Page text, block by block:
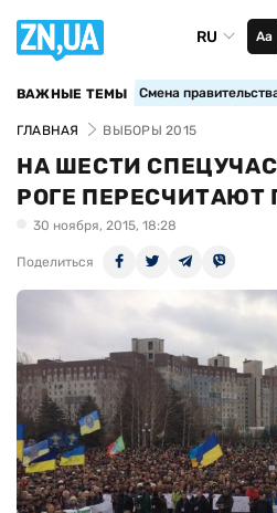
RU Аа
ВАЖНЫЕ ТЕМЫ Смена
ГЛАВНАЯ ВЫБОРЫ 2015
НА ШЕСТИ
РОГЕ ПЕРЕСЧИТАЮТ
30 ноября, 2015, 18:28
Поделиться